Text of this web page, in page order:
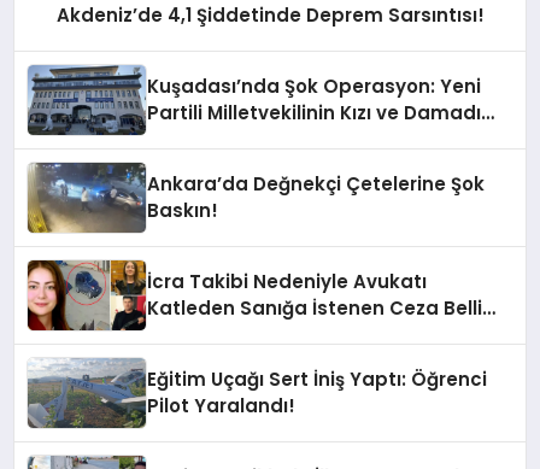
Akdeniz’de 4,1 Şiddetinde Deprem Sarsıntısı!
Kuşadası’nda Şok Operasyon: Yeni
Partili Milletvekilinin Kızı ve Damadı
Ankara’da Değnekçi Çetelerine Şok
Baskın!
İcra Takibi Nedeniyle Avukatı
Katleden Sanığa İstenen Ceza Belli
Eğitim Uçağı Sert İniş Yaptı: Öğrenci
Pilot Yaralandı!